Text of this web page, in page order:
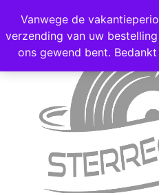
Voor 16:00 besteld =
Vanwege de
verzending van uw
ons gewend bent.